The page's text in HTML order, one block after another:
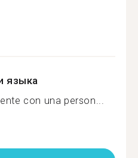
языка
con una person...